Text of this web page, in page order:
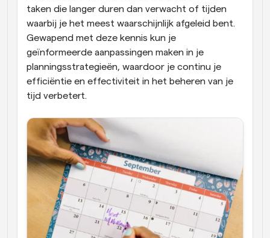
taken die langer duren dan verwacht of tijden
waarbij je het meest waarschijnlijk afgeleid bent.
Gewapend met deze kennis kun je
geïnformeerde aanpassingen maken in je
planningsstrategieën, waardoor je continu je
efficiëntie en effectiviteit in het beheren van je
tijd verbetert.